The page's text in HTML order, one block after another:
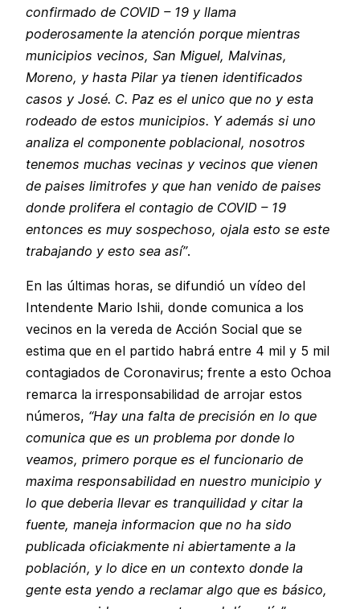
confirmado de COVID – 19 y llama
poderosamente la atención porque mientras
municipios vecinos, San Miguel, Malvinas,
Moreno, y hasta Pilar ya tienen identificados
casos y José. C. Paz es el unico que no y esta
rodeado de estos municipios. Y además si uno
analiza el componente poblacional, nosotros
tenemos muchas vecinas y vecinos que vienen
de paises limitrofes y que han venido de paises
donde prolifera el contagio de COVID – 19
entonces es muy sospechoso, ojala esto se este
trabajando y esto sea así”.
En las últimas horas, se difundió un vídeo del
Intendente Mario Ishii, donde comunica a los
vecinos en la vereda de Acción Social que se
estima que en el partido habrá entre 4 mil y 5 mil
contagiados de Coronavirus; frente a esto Ochoa
remarca la irresponsabilidad de arrojar estos
números, “Hay una falta de precisión en lo que
comunica que es un problema por donde lo
veamos, primero porque es el funcionario de
maxima responsabilidad en nuestro municipio y
lo que deberia llevar es tranquilidad y citar la
fuente, maneja informacion que no ha sido
publicada oficiakmente ni abiertamente a la
población, y lo dice en un contexto donde la
gente esta yendo a reclamar algo que es básico,